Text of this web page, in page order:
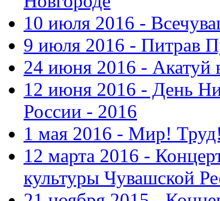
10 июля 2016 -
9 июля 2016 - Питрав
24 июня 2016 - Акатуй
12 июня 2016 - День
России - 2016
1 мая 2016 - Мир!
12 марта 2016 -
культуры Чувашской